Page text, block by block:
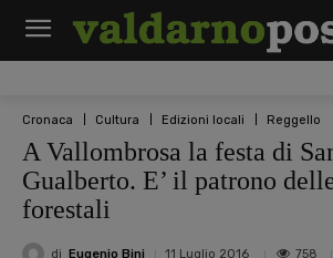
Cronaca Cultura Edizioni locali Reggello
A Vallombrosa la festa di
Gualberto. E’ il patrono
forestali
di Eugenio Bini 11 Luglio 2016 758